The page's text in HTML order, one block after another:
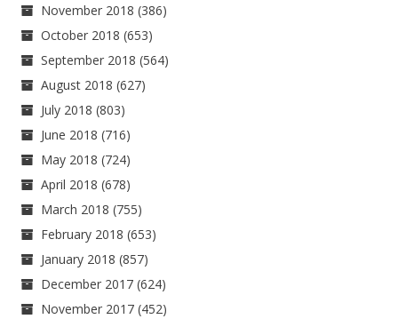
November 2018 (386)
October 2018 (653)
September 2018 (564)
August 2018 (627)
July 2018 (803)
June 2018 (716)
May 2018 (724)
April 2018 (678)
March 2018 (755)
February 2018 (653)
January 2018 (857)
December 2017 (624)
November 2017 (452)